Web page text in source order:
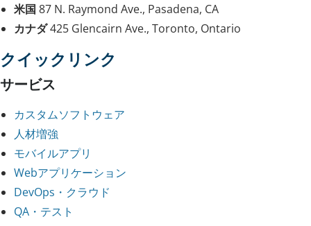
米国 87 N. Raymond Ave., Pasadena, CA
カナダ425 Glencairn Ave., Toronto, Ontario
クイックリンク
サービス
カスタムソフトウェア
人材増強
モバイルアプリ
Webアプリケーション
DevOps・クラウド
QA・テスト